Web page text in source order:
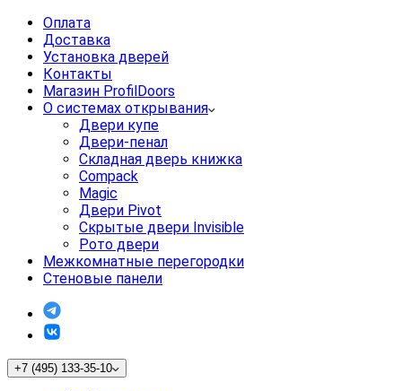
Оплата
Доставка
Установка дверей
Контакты
Магазин ProfilDoors
О системах открывания
Двери купе
Двери-пенал
Складная дверь книжка
Compack
Magic
Двери Pivot
Скрытые двери Invisible
Рото двери
Межкомнатные перегородки
Стеновые панели
+7 (495) 133-35-10